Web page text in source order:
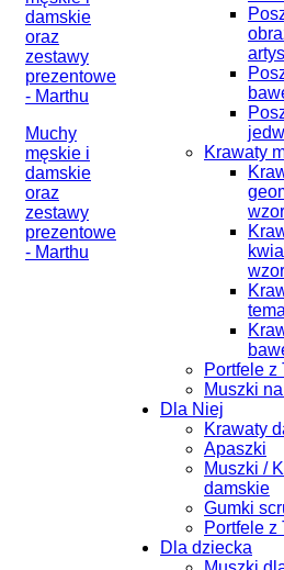
Muchy
męskie i
damskie
oraz
zestawy
prezentowe
- Marthu
Krawaty
Portfele z
Muszki
Dla Niej
Krawaty
Apaszki
Muszki /
damskie
Gumki
Portfele z
Dla dziecka